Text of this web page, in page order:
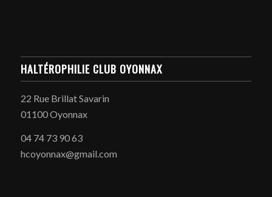
HALTÉROPHILIE CLUB OYONNAX
22 Rue Brillat Savarin
01100 Oyonnax
04 74 73 90 63
hcoyonnax@gmail.com